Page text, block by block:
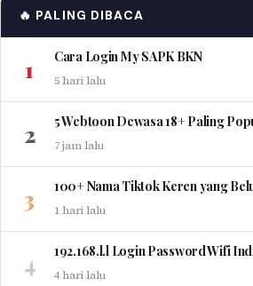
🔥 PALING DIBACA
1 Cara Login My SAPK BKN
5 hari lalu
2 5 Webtoon Dewasa 18+ Paling
7 jam lalu
3 100+ Nama Tiktok Keren yang
1 hari lalu
4 192.168.l.l Login Password Wifi
4 hari lalu